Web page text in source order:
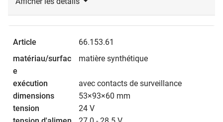
66.153.61
matière synthétique
avec contacts de surveillance
53×93×60 mm
24 V